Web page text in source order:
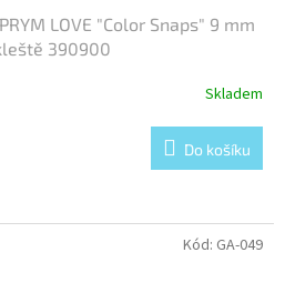
LOVE "Color Snaps" 9 mm
390900
Skladem
Do košíku
Kód: GA-049